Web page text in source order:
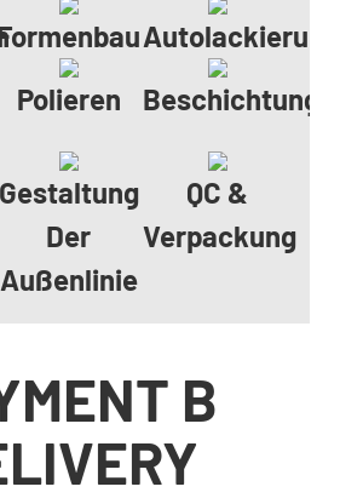
Autolackierung
Polieren
Gestaltung
Der
Außenlinie
QC &
Verpackung
B